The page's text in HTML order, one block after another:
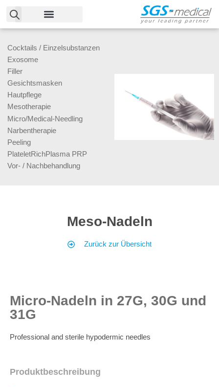
springen
Cocktails / Einzelsubstanzen
Exosome
Filler
Gesichtsmasken
Hautpflege
Mesotherapie
Micro/Medical-Needling
Narbentherapie
Peeling
PlateletRichPlasma PRP
Vor- / Nachbehandlung
Meso-Nadeln
Zurück zur Übersicht
Micro-Nadeln in 27G, 30G und
31G
Professional and sterile hypodermic needles
Produktbeschreibung